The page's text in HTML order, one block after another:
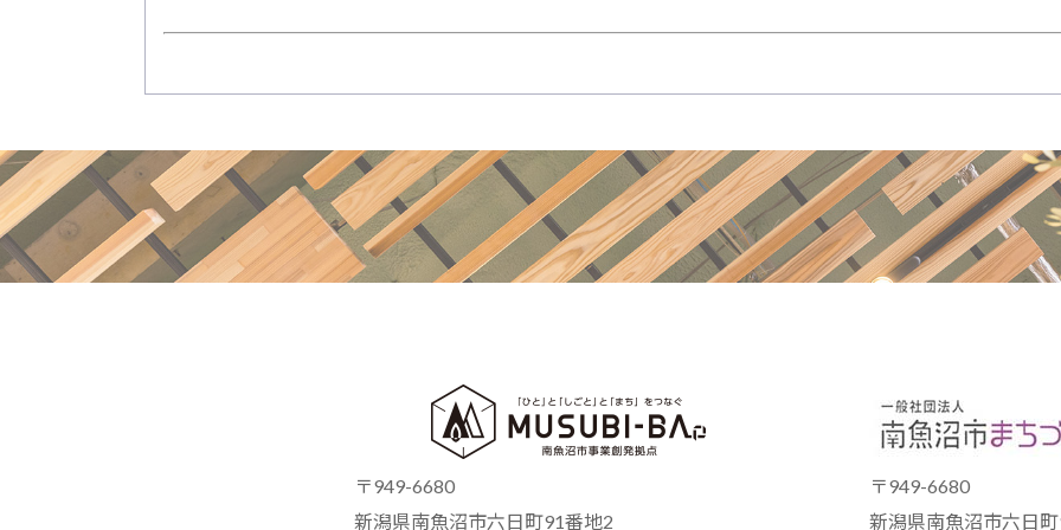
〒949-6680
新潟県南魚沼市六日町91番地2
〒949-6680
新潟県南魚沼市六日